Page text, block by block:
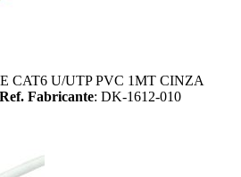
CAT6 U/UTP PVC 1MT CINZA
Ref. Fabricante: DK-1612-010